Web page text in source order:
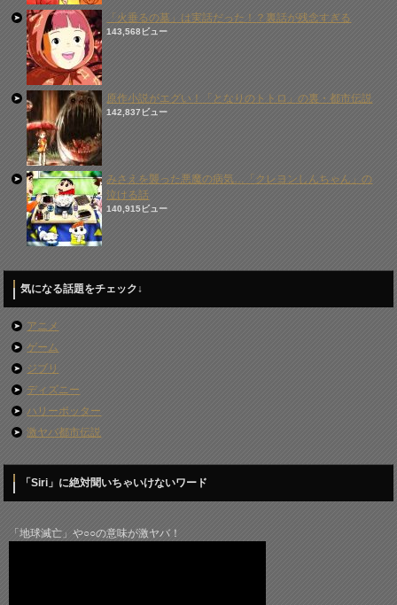
「火垂るの墓」は実話だった！？裏話が残念すぎる
143,568ビュー
原作小説がエグい！「となりのトトロ」の裏・都市伝説
142,837ビュー
みさえを襲った悪魔の病気…「クレヨンしんちゃん」の
泣ける話
140,915ビュー
気になる話題をチェック↓
アニメ
ゲーム
ジブリ
ディズニー
ハリーポッター
激ヤバ都市伝説
「Siri」に絶対聞いちゃいけないワード
「地球滅亡」や○○の意味が激ヤバ！